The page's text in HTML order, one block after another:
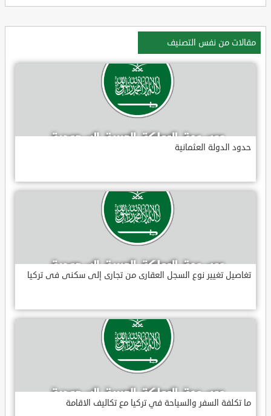
مقالات من نفس التصنيف
حدود الدولة العثمانية
تغاصيل تغيير نوع السجل العقارى من تجارى إلى سكنى فى تركيا
ما تكلفة السفر والسياحة في تركيا مع تكاليف الاقامة